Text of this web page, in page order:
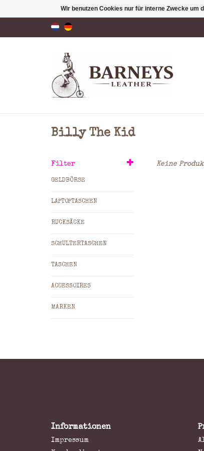
Billy The Kid
Filter
GELDBÖRSE
LAPTOPTASCHEN
RUCKSÄCKE
SCHULTERTASCHEN
TASCHEN
ACCESSOIRES
MARKEN
Keine
Informationen
Impressum
Wir benutzen Cookies nur für interne Zwecke um